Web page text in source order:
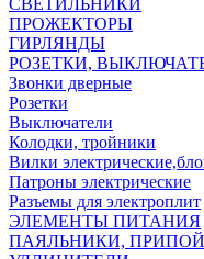
СВЕТИЛЬНИКИ
ПРОЖЕКТОРЫ
ГИРЛЯНДЫ
РОЗЕТКИ,
Звонки дверные
Розетки
Выключатели
Колодки, тройники
Вилки
Патроны электрические
Разъемы для электроплит
ЭЛЕМЕНТЫ ПИТАНИЯ
ПАЯЛЬНИКИ,